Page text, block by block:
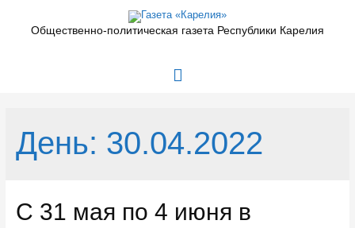
содержимомуОбщественно-политическая газета Республики Карелия
Главное
День: 30.04.2022
С 31 мая по 4 июня в